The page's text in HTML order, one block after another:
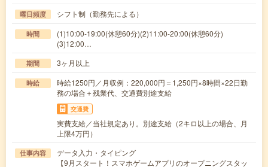
曜日頻度 シフト制（勤務先による）
時間
(1)10:00-19:00(休憩60分)(2)11:00-20:00(休憩60分)
(3)12:00…
期間 3ヶ月以上
時給
時給1250円／月収例：220,000円＝1,250円×8時間×22日勤
務の場合＋残業代、交通費別途支給
交通費
実費支給／当社規定あり。別途支給（2キロ以上の場合、月
上限4万円）
仕事内容
データ入力・タイピング
【9月スタート！スマホゲームアプリのオープニングスタッ